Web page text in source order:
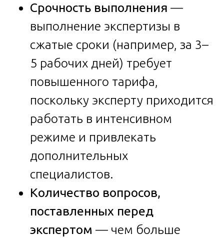
Срочность выполнения —
выполнение экспертизы в
сжатые сроки (например, за 3–
5 рабочих дней) требует
повышенного тарифа,
поскольку эксперту приходится
работать в интенсивном
режиме и привлекать
дополнительных
специалистов.
Количество вопросов,
поставленных перед
экспертом — чем больше